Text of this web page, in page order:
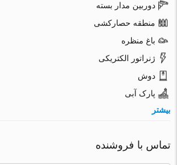
دوربین مدار بسته
منطقه حصارکشی
باغ منظره
ژنراتور الکتریکی
دوش
پارک آبی
بیشتر
تماس با فروشنده